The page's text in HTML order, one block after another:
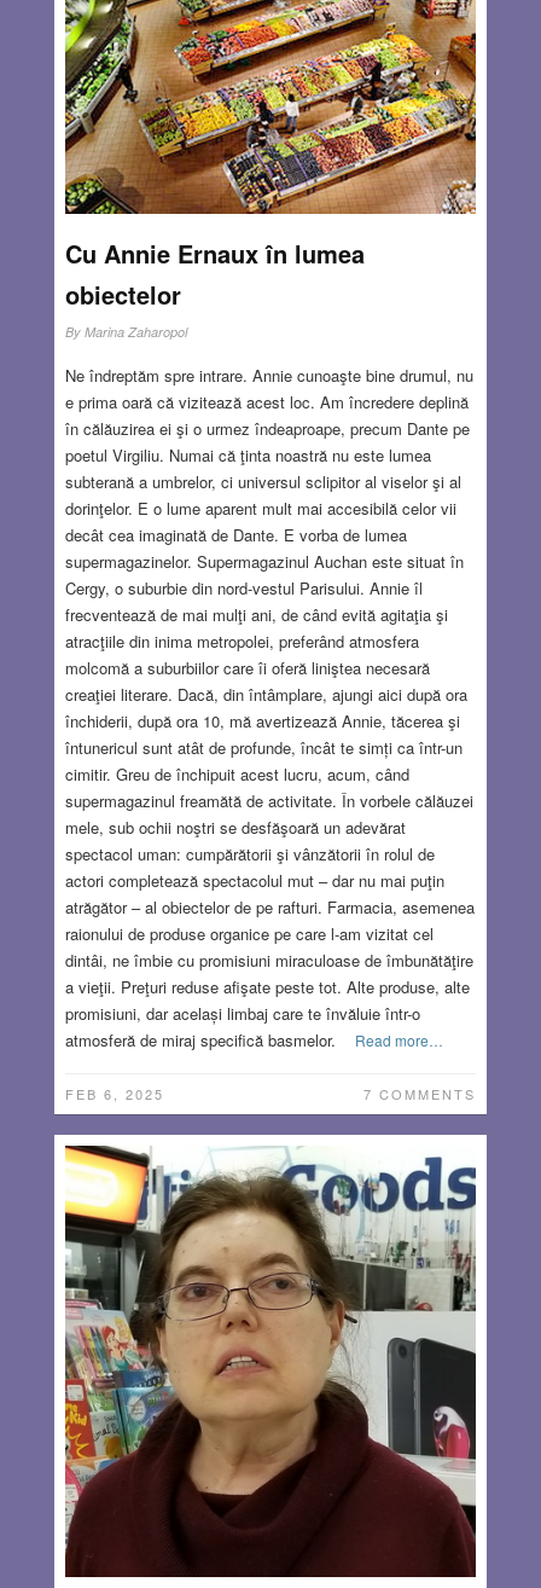
Cu Annie Ernaux în lumea
obiectelor
By Marina Zaharopol
Ne îndreptăm spre intrare. Annie cunoaşte bine drumul, nu
e prima oară că vizitează acest loc. Am încredere deplină
în călăuzirea ei şi o urmez îndeaproape, precum Dante pe
poetul Virgiliu. Numai că ţinta noastră nu este lumea
subterană a umbrelor, ci universul sclipitor al viselor şi al
dorinţelor. E o lume aparent mult mai accesibilă celor vii
decât cea imaginată de Dante. E vorba de lumea
supermagazinelor. Supermagazinul Auchan este situat în
Cergy, o suburbie din nord-vestul Parisului. Annie îl
frecventează de mai mulţi ani, de când evită agitaţia şi
atracţiile din inima metropolei, preferând atmosfera
molcomă a suburbiilor care îi oferă liniştea necesară
creaţiei literare. Dacă, din întâmplare, ajungi aici după ora
închiderii, după ora 10, mă avertizează Annie, tăcerea şi
întunericul sunt atât de profunde, încât te simți ca într-un
cimitir. Greu de închipuit acest lucru, acum, când
supermagazinul freamătă de activitate. În vorbele călăuzei
mele, sub ochii noştri se desfăşoară un adevărat
spectacol uman: cumpărătorii şi vânzătorii în rolul de
actori completează spectacolul mut – dar nu mai puţin
atrăgător – al obiectelor de pe rafturi. Farmacia, asemenea
raionului de produse organice pe care l-am vizitat cel
dintâi, ne îmbie cu promisiuni miraculoase de îmbunătăţire
a vieţii. Preţuri reduse afişate peste tot. Alte produse, alte
promisiuni, dar același limbaj care te învăluie într-o
atmosferă de miraj specifică basmelor.
Read more…
FEB 6, 2025 7 COMMENTS